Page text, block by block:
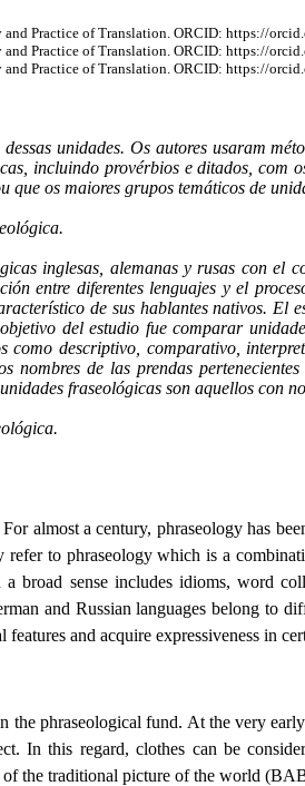
and Practice of Translation. ORCID: https://
and Practice of Translation. ORCID: https://
and Practice of Translation. ORCID: https://
unidades. Os autores usaram
incluindo provérbios e ditados, com
os maiores grupos temáticos de
inglesas, alemanas y rusas con el
entre diferentes lenguajes y el
de sus hablantes nativos.
del estudio fue comparar
descriptivo, comparativo,
nombres de las prendas
fraseológicas son aquellos con
almost a century, phraseology has
to phraseology which is a
sense includes idioms, word
and Russian languages belong to
and acquire expressiveness in
the phraseological fund. At the very
In this regard, clothes can be
of the traditional picture of the world